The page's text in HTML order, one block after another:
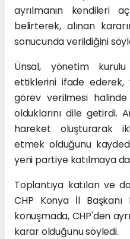
ayrılmanın kendileri
belirterek, alınan
sonucunda verildiğini
Ünsal, yönetim
ettiklerini ifade ederek,
görev verilmesi
olduklarını dile getirdi.
hareket oluşturarak
etmek olduğunu
yeni partiye katılmaya
Toplantıya katılan ve
CHP Konya İl
konuşmada, CHP'den
karar olduğunu söyledi.